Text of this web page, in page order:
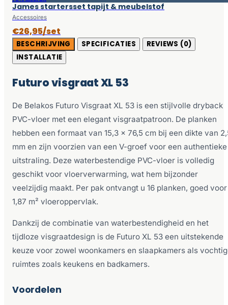
James startersset tapijt & meubelstof
Accessoires
€26,95/set
BESCHRIJVING SPECIFICATIES
REVIEWS (0)
INSTALLATIE
Futuro visgraat XL 53
De Belakos Futuro Visgraat XL 53 is een stijlvolle dryback
PVC-vloer met een elegant visgraatpatroon. De planken
hebben een formaat van 15,3 x 76,5 cm bij een dikte van
mm en zijn voorzien van een V-groef voor een authentieke
uitstraling. Deze waterbestendige PVC-vloer is volledig
geschikt voor vloerverwarming, wat hem bijzonder
veelzijdig maakt. Per pak ontvangt u 16 planken, goed voor
1,87 m² vloeroppervlak.
Dankzij de combinatie van waterbestendigheid en het
tijdloze visgraatdesign is de Futuro XL 53 een uitstekende
keuze voor zowel woonkamers en slaapkamers als
ruimtes zoals keukens en badkamers.
Voordelen